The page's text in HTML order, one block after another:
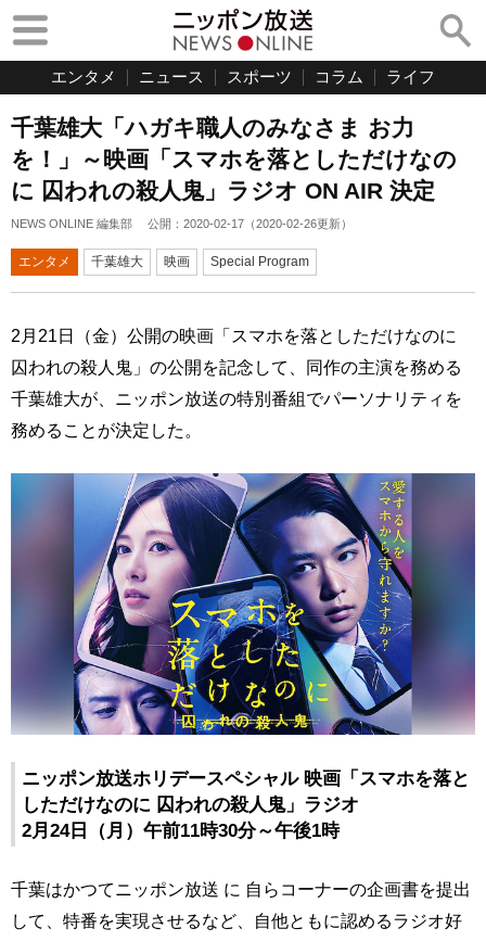
エンタメ ニュース スポーツ コラム ライフ
千葉雄大「ハガキ職人のみなさま お力
を！」～映画「スマホを落としただけなの
に 囚われの殺人鬼」ラジオ ON AIR 決定
NEWS ONLINE 編集部 公開： 2020-02-17 （2020-02-26更新）
エンタメ 千葉雄大 映画 Special Program
2月21日（金）公開の映画「スマホを落としただけなのに
囚われの殺人鬼」の公開を記念して、同作の主演を務める
千葉雄大が、ニッポン放送の特別番組でパーソナリティを
務めることが決定した。
ニッポン放送ホリデースペシャル 映画「スマホを落と
しただけなのに 囚われの殺人鬼」ラジオ
2月24日（月）午前11時30分～午後1時
千葉はかつてニッポン放送 に 自らコーナーの企画書を提出
して、特番を実現させるなど、自他ともに認めるラジオ好